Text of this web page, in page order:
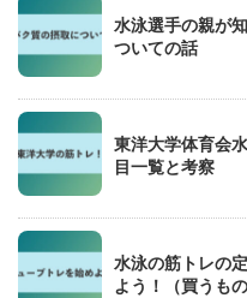
水泳選手の親が
ついての話
東洋大学体育会
目一覧と考察
水泳の筋トレの
よう！（買うも